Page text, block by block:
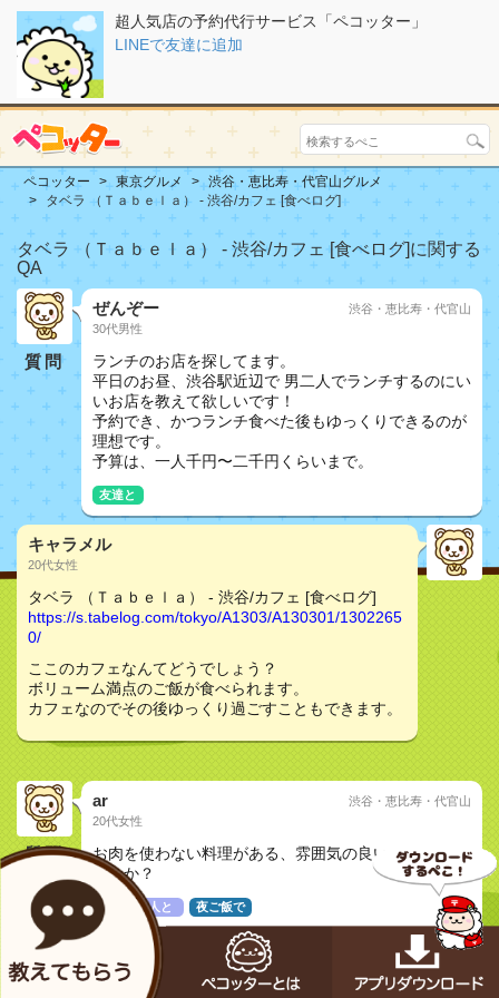
超人気店の予約代行サービス「ペコッター」
LINEで友達に追加
ペコッター 東京グルメ
渋谷・恵比寿・代官山グルメ
タベラ （Ｔａｂｅｌａ） - 渋谷/カフェ [食べログ]
タベラ （Ｔａｂｅｌａ） - 渋谷/カフェ [食べログ]に関する
QA
質問
ぜんぞー
30代男性
渋谷・恵比寿・代官山
ランチのお店を探してます。
平日のお昼、渋谷駅近辺で 男二人でランチするのにい
いお店を教えて欲しいです！
予約でき、かつランチ食べた後もゆっくりできるのが
理想です。
予算は、一人千円〜二千円くらいまで。
友達と
キャラメル
20代女性
タベラ （Ｔａｂｅｌａ） - 渋谷/カフェ [食べログ]
https://s.tabelog.com/tokyo/A1303/A130301/1302265
0/
ここのカフェなんてどうでしょう？
ボリューム満点のご飯が食べられます。
カフェなのでその後ゆっくり過ごすこともできます。
質問
ar
20代女性
渋谷・恵比寿・代官山
お肉を使わない料理がある、雰囲気の良いお店ありま
せんか？
気になる人と 夜ご飯で
オズワルド
30代非公開